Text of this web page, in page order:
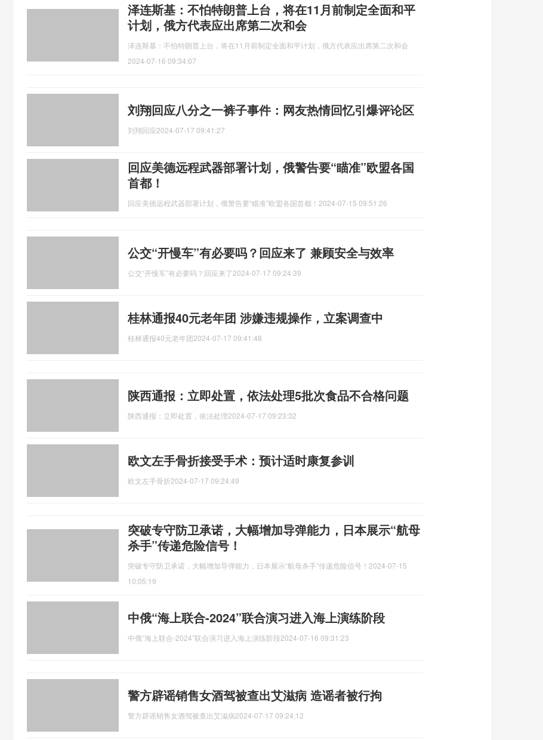
泽连斯基：不怕特朗普上台，将在11月前制定全面和平
计划，俄方代表应出席第二次和会
泽连斯基：不怕特朗普上台，将在11月前制定全面和平计划，俄方代表应出席第二次和会
2024-07-16 09:34:07
刘翔回应八分之一裤子事件：网友热情回忆引爆评论区
刘翔回应2024-07-17 09:41:27
回应美德远程武器部署计划，俄警告要“瞄准”欧盟各国
首都！
回应美德远程武器部署计划，俄警告要“瞄准”欧盟各国首都！ 2024-07-15 09:51:26
公交“开慢车”有必要吗？回应来了 兼顾安全与效率
公交“开慢车”有必要吗？回应来了2024-07-17 09:24:39
桂林通报40元老年团 涉嫌违规操作，立案调查中
桂林通报40元老年团2024-07-17 09:41:48
陕西通报：立即处置，依法处理5批次食品不合格问题
陕西通报：立即处置，依法处理2024-07-17 09:23:32
欧文左手骨折接受手术：预计适时康复参训
欧文左手骨折2024-07-17 09:24:49
突破专守防卫承诺，大幅增加导弹能力，日本展示“航母
杀手”传递危险信号！
突破专守防卫承诺，大幅增加导弹能力，日本展示“航母杀手”传递危险信号！ 2024-07-15
10:05:19
中俄“海上联合-2024”联合演习进入海上演练阶段
中俄“海上联合-2024”联合演习进入海上演练阶段2024-07-16 09:31:23
警方辟谣销售女酒驾被查出艾滋病 造谣者被行拘
警方辟谣销售女酒驾被查出艾滋病2024-07-17 09:24:12